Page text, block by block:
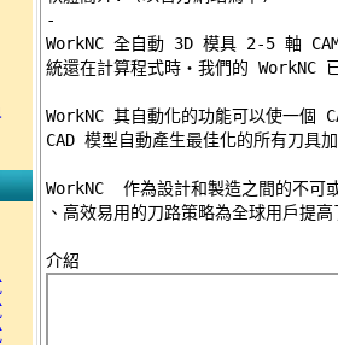
-
WorkNC 全自動 3D 模具 2-5 軸
統還在計算程式時‧我們的 WorkNC
WorkNC 其自動化的功能可以使一個
CAD 模型自動產生最佳化的所有刀具
WorkNC  作為設計和製造之間的不可
、高效易用的刀路策略為全球用戶提